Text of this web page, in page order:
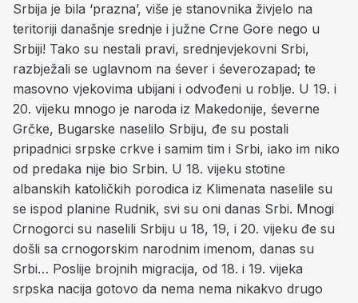
Srbija je bila ‘prazna’, više je stanovnika živjelo na
teritoriji današnje srednje i južne Crne Gore nego u
Srbiji! Tako su nestali pravi, srednjevjekovni Srbi,
razbježali se uglavnom na śever i śeverozapad; te
masovno vjekovima ubijani i odvođeni u roblje. U 19. i
20. vijeku mnogo je naroda iz Makedonije, śeverne
Grčke, Bugarske naselilo Srbiju, đe su postali
pripadnici srpske crkve i samim tim i Srbi, iako im niko
od predaka nije bio Srbin. U 18. vijeku stotine
albanskih katoličkih porodica iz Klimenata naselile su
se ispod planine Rudnik, svi su oni danas Srbi. Mnogi
Crnogorci su naselili Srbiju u 18, 19, i 20. vijeku đe su
došli sa crnogorskim narodnim imenom, danas su
Srbi… Poslije brojnih migracija, od 18. i 19. vijeka
srpska nacija gotovo da nema nema nikakvo drugo